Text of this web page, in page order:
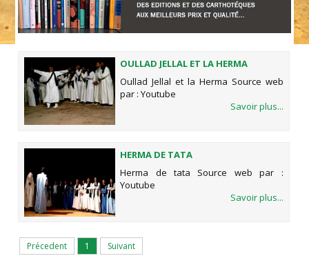
OULLAD JELLAL ET LA HERMA
Oullad Jellal et la Herma Source web
par : Youtube
Savoir plus...
HERMA DE TATA
Herma de tata Source web par :
Youtube
Savoir plus...
Précedent 1 Suivant